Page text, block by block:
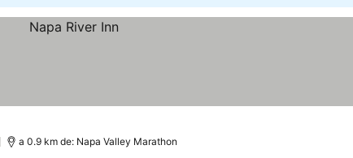
a 0.9 km de: Napa Valley Marathon